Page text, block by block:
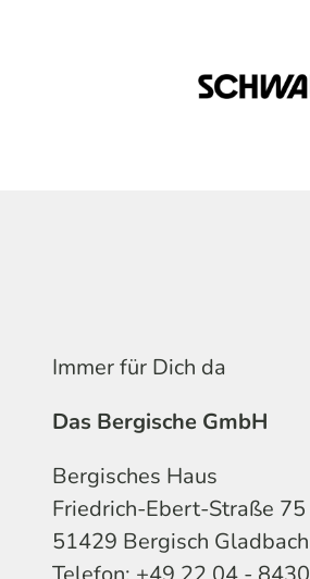
Immer für Dich da
Das Bergische GmbH
Bergisches Haus
Friedrich-Ebert-Straße 75
51429 Bergisch Gladbach